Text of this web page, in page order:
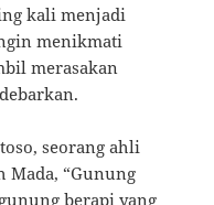
kali menjadi
menikmati
merasakan
seorang ahli
Mada, “Gunung
berapi yang